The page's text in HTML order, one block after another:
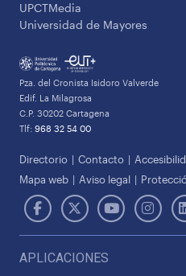
UPCTMedia
Universidad de Mayores
Pza. del Cronista Isidoro Valverde
Edif. La Milagrosa
C.P. 30202 Cartagena
Tlf: 968 32 54 00
Directorio Contacto
Mapa web
Aviso legal
APLICACIONES